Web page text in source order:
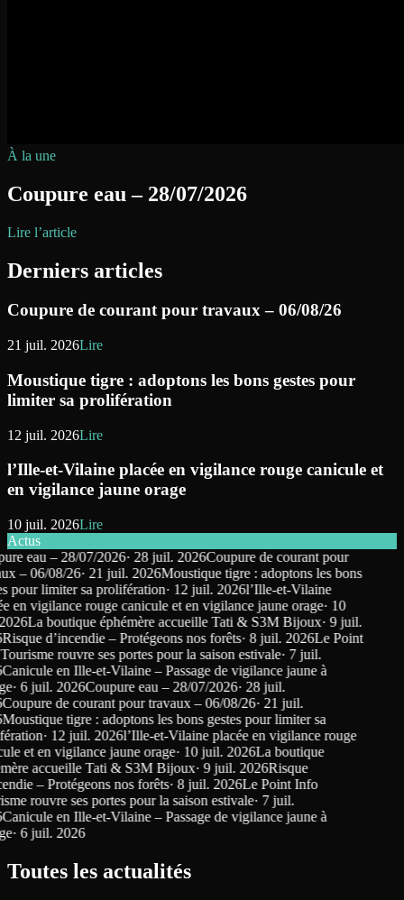
À la une
Coupure eau – 28/07/2026
Lire l’article
Derniers articles
Coupure de courant pour travaux – 06/08/26
21 juil. 2026Lire
Moustique tigre : adoptons les bons gestes pour
limiter sa prolifération
12 juil. 2026Lire
l’Ille-et-Vilaine placée en vigilance rouge canicule et
en vigilance jaune orage
10 juil. 2026Lire
Actus
eau – 28/07/2026·28 juil. 2026Coupure de courant pour
– 06/08/26·21 juil. 2026Moustique tigre : adoptons les bons
limiter sa prolifération·12 juil. 2026l’Ille-et-Vilaine
vigilance rouge canicule et en vigilance jaune orage·10
La boutique éphémère accueille Tati & S3M Bijoux·9 juil.
d’incendie – Protégeons nos forêts·8 juil. 2026Le Point
rouvre ses portes pour la saison estivale·7 juil.
en Ille-et-Vilaine – Passage de vigilance jaune à
·6 juil. 2026Coupure eau – 28/07/2026·28 juil.
de courant pour travaux – 06/08/26·21 juil.
tigre : adoptons les bons gestes pour limiter sa
·12 juil. 2026l’Ille-et-Vilaine placée en vigilance rouge
et en vigilance jaune orage·10 juil. 2026La boutique
accueille Tati & S3M Bijoux·9 juil. 2026Risque
– Protégeons nos forêts·8 juil. 2026Le Point Info
rouvre ses portes pour la saison estivale·7 juil.
en Ille-et-Vilaine – Passage de vigilance jaune à
·6 juil. 2026
Toutes les actualités